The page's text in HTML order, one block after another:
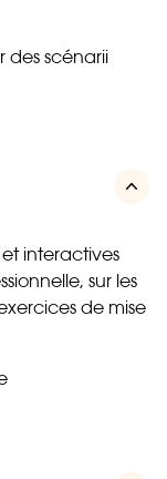
des scénarii
interactives
sur les
de mise